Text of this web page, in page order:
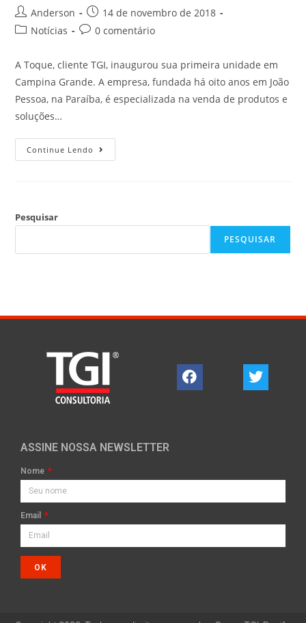
Anderson
14 de novembro de 2018
Notícias
0 comentário
A Toque, cliente TGI, inaugurou sua primeira unidade em
Campina Grande. A empresa, fundada há oito anos em João
Pessoa, na Paraíba, é especializada na venda de produtos e
soluções…
Continue Lendo
Pesquisar
PESQUISAR
ASSINE NOSSA NEWSLETTER
Nome
Email
OK